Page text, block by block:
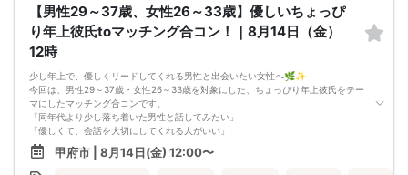
絡します）。
3日前より発生するキャンセル料については、運営上キャンセル料（活動費）が発
生することがございます。（一般参加費100％）
一度お申し込みをされたパーティーをキャンセルする場合：オミカレのシステム
※一度キャンセルしたパーティーを再度ご予約された場合でも、≪キャンセル処理
の回数≫に応じてキャンセル処理費が発生いたします。
キャンセル料の支払いは銀行振り込みとなります。（後日振込先をご連絡させて
頂きます）
申し込み完了はメールにて送らせて頂いております。メールが届かない場合（Ｐ
Ｃからの受信拒否設定やセキュリティレベルなど）は必ず再度問い合わせをする
ようにお願いいたします。
【男性29～37歳、女性26～33歳】優しいちょっぴ
り年上彼氏toマッチング合コン！｜8月14日（金）
12時
少し年上で、優しくリードしてくれる男性と出会いたい女性へ🌿✨
今回は、男性29～37歳・女性26～33歳を対象にした、ちょっぴり年上彼氏をテー
マにしたマッチング合コンです。
「同年代より少し落ち着いた男性と話してみたい」
「優しくて、会話を大切にしてくれる人がいい」
「自然体で話せる出会いがほしい」
そんな方におすすめの《優しいちょっぴり年上彼氏toマッチング合コン》です(^^)
🌼 女性は特別価格500円で参加しやすい！
甲府市 | 8月14日(金) 12:00〜